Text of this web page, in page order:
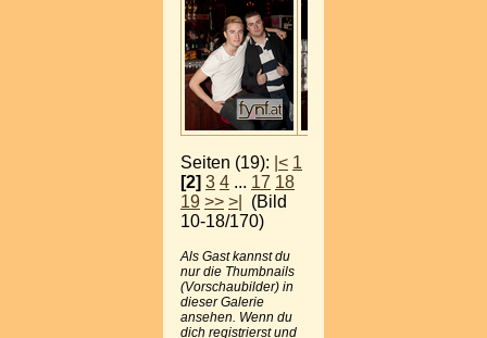
Seiten (19): |< 1
[2] 3 4 ... 17 18
19 >> >|
(Bild
10-18/170)
Als Gast kannst du
nur die Thumbnails
(Vorschaubilder) in
dieser Galerie
ansehen. Wenn du
dich registrierst und